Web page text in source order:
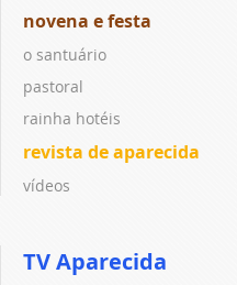
novena e festa
o santuário
pastoral
rainha hotéis
revista de aparecida
vídeos
TV Aparecida